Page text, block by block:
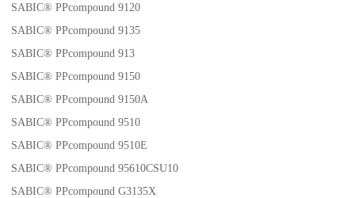
SABIC® PPcompound 9120
SABIC® PPcompound 9135
SABIC® PPcompound 913
SABIC® PPcompound 9150
SABIC® PPcompound 9150A
SABIC® PPcompound 9510
SABIC® PPcompound 9510E
SABIC® PPcompound 95610CSU10
SABIC® PPcompound G3135X